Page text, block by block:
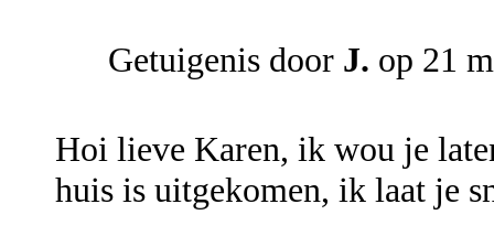
Getuigenis door J. op 21
Hoi lieve Karen, ik wou je
huis is uitgekomen, ik laat je